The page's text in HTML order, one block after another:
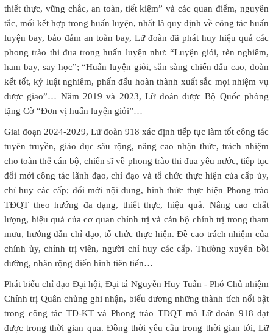
thiết thực, vững chắc, an toàn, tiết kiệm” và các quan điểm, nguyên
tắc, mối kết hợp trong huấn luyện, nhất là quy định về công tác huấn
luyện bay, bảo đảm an toàn bay, Lữ đoàn đã phát huy hiệu quả các
phong trào thi đua trong huấn luyện như: “Luyện giỏi, rèn nghiêm,
ham bay, say học”; “Huấn luyện giỏi, sẵn sàng chiến đấu cao, đoàn
kết tốt, kỷ luật nghiêm, phấn đấu hoàn thành xuất sắc mọi nhiệm vụ
được giao”… Năm 2019 và 2023, Lữ đoàn được Bộ Quốc phòng
tặng Cờ “Đơn vị huấn luyện giỏi”…
Giai đoạn 2024-2029, Lữ đoàn 918 xác định tiếp tục làm tốt công tác
tuyên truyền, giáo dục sâu rộng, nâng cao nhận thức, trách nhiệm
cho toàn thể cán bộ, chiến sĩ về phong trào thi đua yêu nước, tiếp tục
đổi mới công tác lãnh đạo, chỉ đạo và tổ chức thực hiện của cấp ủy,
chỉ huy các cấp; đổi mới nội dung, hình thức thực hiện Phong trào
TĐQT theo hướng đa dạng, thiết thực, hiệu quả. Nâng cao chất
lượng, hiệu quả của cơ quan chính trị và cán bộ chính trị trong tham
mưu, hướng dẫn chỉ đạo, tổ chức thực hiện. Đề cao trách nhiệm của
chính ủy, chính trị viên, người chỉ huy các cấp. Thường xuyên bồi
dưỡng, nhân rộng điển hình tiên tiến…
Phát biểu chỉ đạo Đại hội, Đại tá Nguyễn Huy Tuấn - Phó Chủ nhiệm
Chính trị Quân chủng ghi nhận, biểu dương những thành tích nổi bật
trong công tác TĐ-KT và Phong trào TĐQT mà Lữ đoàn 918 đạt
được trong thời gian qua. Đồng thời yêu cầu trong thời gian tới, Lữ